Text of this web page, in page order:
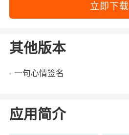
立即下载
其他版本
一句心情签名
应用简介